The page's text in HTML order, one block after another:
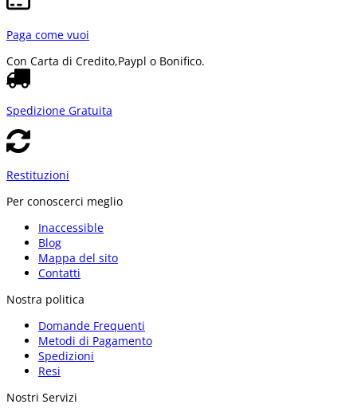
Paga come vuoi
Con Carta di Credito,Paypl o Bonifico.
Spedizione Gratuita
Restituzioni
Per conoscerci meglio
Inaccessible
Blog
Mappa del sito
Contatti
Nostra politica
Domande Frequenti
Metodi di Pagamento
Spedizioni
Resi
Nostri Servizi